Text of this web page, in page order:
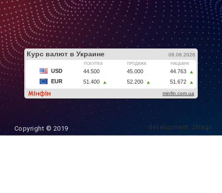
Copyright © 2019 development: 2frags